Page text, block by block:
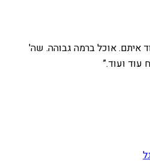
איתם. אוכל ברמה גבוהה. שה'
עוד ועוד.”